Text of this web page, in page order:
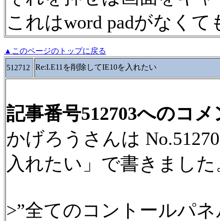
これはword padがなく
▲このページのトップに戻る
512712
Re:I.E11を削除してIE10を入れたい
記事番号512703へのコメ
かげろうさんは
入れたい」で書きました
>”全てのコントールパ